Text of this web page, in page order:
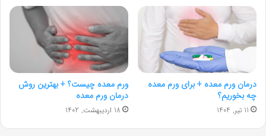
درمان ورم معده + برای ورم معده
چه بخوریم؟
11 تیر, 1404
ورم معده چیست؟ + بهترین روش
درمان ورم معده
18 اردیبهشت, 1402